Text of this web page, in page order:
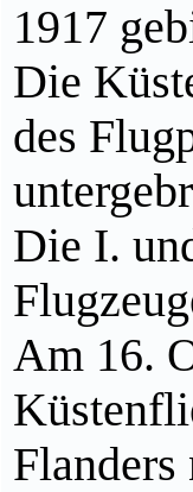
1917
Die
des
Die I.
Am 16.